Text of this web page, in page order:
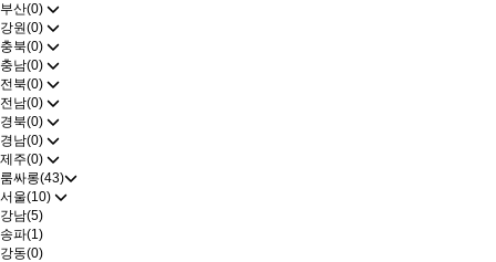
부산(0)
강원(0)
충북(0)
충남(0)
전북(0)
전남(0)
경북(0)
경남(0)
제주(0)
룸싸롱(43)
서울(10)
강남(5)
송파(1)
강동(0)